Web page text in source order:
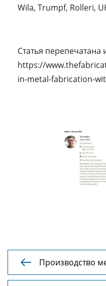
Wila, Trumpf, Rolleri,
Статья перепечатана
https://
in-metal-fabrication-

Производство